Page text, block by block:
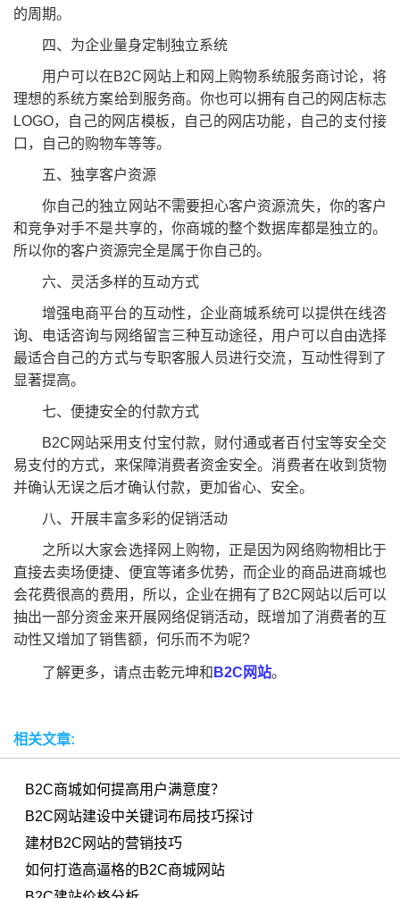
的周期。
四、为企业量身定制独立系统
用户可以在B2C网站上和网上购物系统服务商讨论，将
理想的系统方案给到服务商。你也可以拥有自己的网店标志
LOGO，自己的网店模板，自己的网店功能，自己的支付接
口，自己的购物车等等。
五、独享客户资源
你自己的独立网站不需要担心客户资源流失，你的客户
和竞争对手不是共享的，你商城的整个数据库都是独立的。
所以你的客户资源完全是属于你自己的。
六、灵活多样的互动方式
增强电商平台的互动性，企业商城系统可以提供在线咨
询、电话咨询与网络留言三种互动途径，用户可以自由选择
最适合自己的方式与专职客服人员进行交流，互动性得到了
显著提高。
七、便捷安全的付款方式
B2C网站采用支付宝付款，财付通或者百付宝等安全交
易支付的方式，来保障消费者资金安全。消费者在收到货物
并确认无误之后才确认付款，更加省心、安全。
八、开展丰富多彩的促销活动
之所以大家会选择网上购物，正是因为网络购物相比于
直接去卖场便捷、便宜等诸多优势，而企业的商品进商城也
会花费很高的费用，所以，企业在拥有了B2C网站以后可以
抽出一部分资金来开展网络促销活动，既增加了消费者的互
动性又增加了销售额，何乐而不为呢?
了解更多，请点击乾元坤和 B2C网站。
相关文章:
B2C商城如何提高用户满意度？
B2C网站建设中关键词布局技巧探讨
建材B2C网站的营销技巧
如何打造高逼格的B2C商城网站